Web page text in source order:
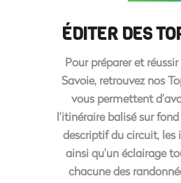
ÉDITER DES
Pour préparer et
Savoie, retrouvez nos
vous permettent
l’itinéraire balisé sur
descriptif du circuit, les
ainsi qu’un éclairage
chacune des